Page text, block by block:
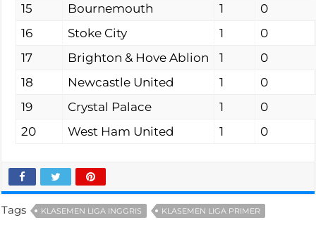
15
Bournemouth 1
0
16
Stoke City 1
0
17
Brighton & Hove Ablion 1
0
18
Newcastle United 1
0
19
Crystal Palace 1
0
20
West Ham United 1 0
Tags KLASEMEN LIGA INGGRIS KLASEMEN LIGA PRIMER